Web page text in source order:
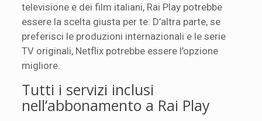
televisione e dei film italiani, Rai Play potrebbe
essere la scelta giusta per te. D’altra parte, se
preferisci le produzioni internazionali e le serie
TV originali, Netflix potrebbe essere l’opzione
migliore.
Tutti i servizi inclusi
nell’abbonamento a Rai Play